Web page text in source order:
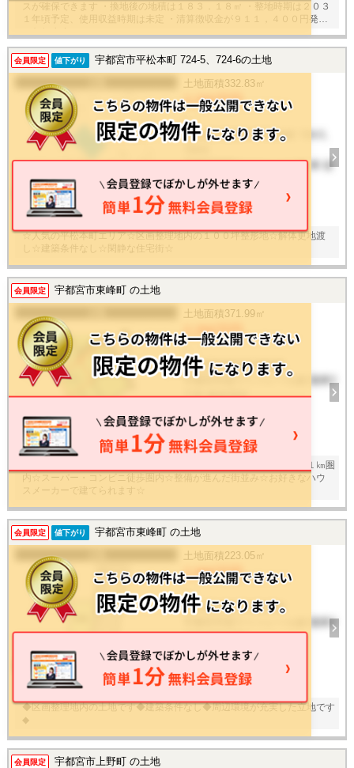
スが確保できます ・換地後の地積は１８３．１８㎡ ・整地時期は２０３
１年頃予定、使用収益時期は未定 ・清算徴収金が９１１，４００円発生
いたします
会員限定 値下がり 宇都宮市平松本町 724-5、724-6の土地
土地面積 332.83㎡
3,250万円
/ -
栃木県宇都宮市平松本町 724-5、
宇都宮芳賀ライトレール線 峰 徒
歩28分
☆人気の平松本町エリア☆区画整理地内の１００坪整形地☆解体更地渡
し☆建築条件なし☆閑静な住宅街☆
会員限定 宇都宮市東峰町 の土地
18
枚
土地面積 371.99㎡
2,250万円
/ -
栃木県宇都宮市東峰町
宇都宮芳賀ライトレール線 陽東3
丁目 徒歩32分
☆閑静な住宅街☆敷地面積１００坪以上☆建築条件なし☆小中学校１㎞圏
内☆スーパー・コンビニ徒歩圏内☆整備が進んだ街並み☆お好きなハウ
スメーカーで建てられます☆
会員限定 値下がり 宇都宮市東峰町 の土地
土地面積 223.05㎡
2,980万円
/ -
栃木県宇都宮市東峰町
宇都宮芳賀ライトレール線 陽東3
丁目 徒歩18分
建物面積 -
◆区画整理地内の土地です◆建築条件なし◆周辺環境が充実した立地です
◆
会員限定 宇都宮市上野町 の土地